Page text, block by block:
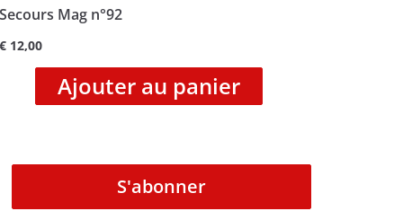
Secours Mag n°92
€ 12,00
Ajouter au panier
S'abonner